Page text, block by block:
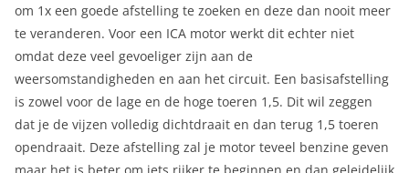
om 1x een goede afstelling te zoeken en deze dan nooit meer
te veranderen. Voor een ICA motor werkt dit echter niet
omdat deze veel gevoeliger zijn aan de
weersomstandigheden en aan het circuit. Een basisafstelling
is zowel voor de lage en de hoge toeren 1,5. Dit wil zeggen
dat je de vijzen volledig dichtdraait en dan terug 1,5 toeren
opendraait. Deze afstelling zal je motor teveel benzine geven